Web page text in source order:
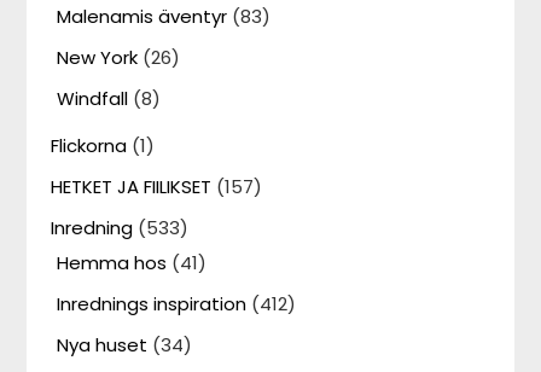
Malenamis äventyr (83)
New York (26)
Windfall (8)
Flickorna (1)
HETKET JA FIILIKSET (157)
Inredning (533)
Hemma hos (41)
Inrednings inspiration (412)
Nya huset (34)